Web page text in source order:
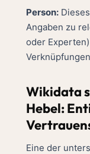
Person:
Angaben zu
oder
Wikidata
Hebel:
Eine der